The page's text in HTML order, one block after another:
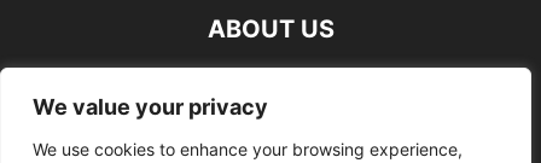
We value your privacy
We use cookies to enhance your browsing experience,
ABOUT US
FOLLOW US